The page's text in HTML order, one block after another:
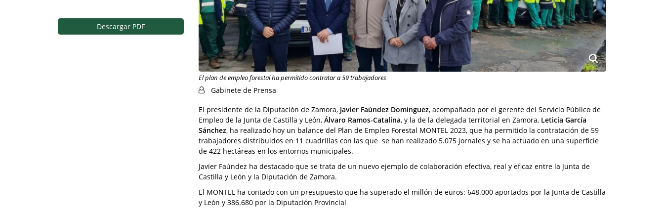
El plan de empleo forestal ha permitido contratar a 59 trabajadores
Gabinete de Prensa
El presidente de la Diputación de Zamora, Javier Faúndez Domínguez, acompañado por el gerente del Servicio Público de
Empleo de la Junta de Castilla y León, Álvaro Ramos-Catalina, y la de la delegada territorial en Zamora, Leticia García
Sánchez, ha realizado hoy un balance del Plan de Empleo Forestal MONTEL 2023, que ha permitido la contratación de 59
trabajadores distribuidos en 11 cuadrillas con las que se han realizado 5.075 jornales y se ha actuado en una superficie
de 422 hectáreas en los entornos municipales.
Javier Faúndez ha destacado que se trata de un nuevo ejemplo de colaboración efectiva, real y eficaz entre la Junta de
Castilla y León y la Diputación de Zamora.
El MONTEL ha contado con un presupuesto que ha superado el millón de euros: 648.000 aportados por la Junta de Castilla
y León y 386.680 por la Diputación Provincial
Descargar PDF